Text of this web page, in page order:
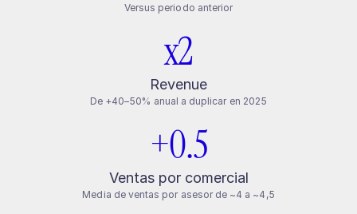
Versus periodo anterior
x2
Revenue
De +40–50% anual a duplicar en 2025
+0.5
Ventas por comercial
Media de ventas por asesor de ~4 a ~4,5